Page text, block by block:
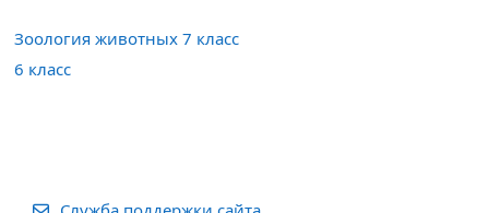
Зоология животных 7 класс
6 класс